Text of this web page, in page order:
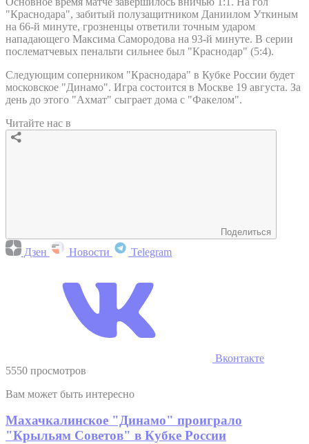
"Краснодара", забитый полузащитником Даниилом Уткиным
на 66-й минуте, грозненцы ответили точным ударом
нападающего Максима Самородова на 93-й минуте. В серии
послематчевых пенальти сильнее был "Краснодар" (5:4).
Следующим соперником "Краснодара" в Кубке России будет
московское "Динамо". Игра состоится в Москве 19 августа. За
день до этого "Ахмат" сыграет дома с "Факелом".
Читайте нас в
Поделиться
Дзен Новости Telegram
Вконтакте
5550 просмотров
Вам может быть интересно
Махачкалинское "Динамо" проиграло
"Крыльям Советов" в Кубке России